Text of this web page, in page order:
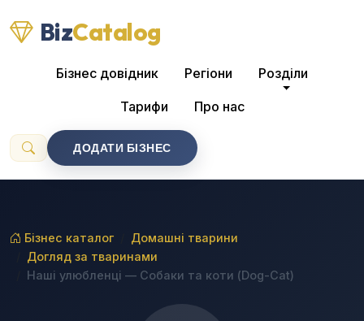
BizCatalog
Бізнес довідник Регіони Розділи
Тарифи Про нас
ДОДАТИ БІЗНЕС
Бізнес каталог
Домашні тварини
Догляд за тваринами
Наші улюбленці — Собаки та коти (Dog-Cat)